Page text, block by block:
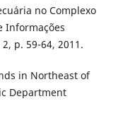
no Complexo
Informações
p. 59-64, 2011.
in Northeast of
Department